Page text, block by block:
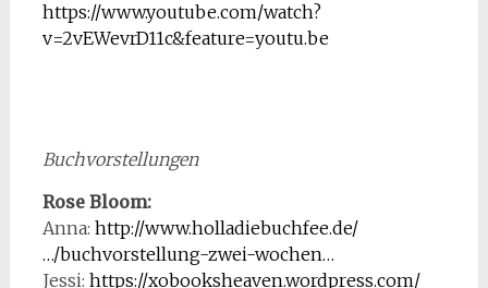
https://www.youtube.com/watch?
v=2vEWevrD11c&feature=youtu.be
Buchvorstellungen
Rose Bloom:
Anna: http://www.holladiebuchfee.de/
…/buchvorstellung-zwei-wochen…
Jessi: https://xobooksheaven.wordpress.com/